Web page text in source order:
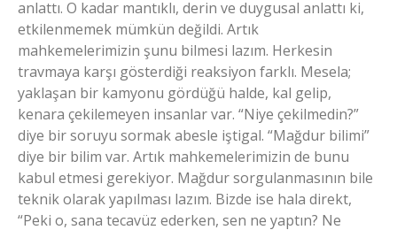
anlattı. O kadar mantıklı, derin ve duygusal anlattı ki,
etkilenmemek mümkün değildi. Artık
mahkemelerimizin şunu bilmesi lazım. Herkesin
travmaya karşı gösterdiği reaksiyon farklı. Mesela;
yaklaşan bir kamyonu gördüğü halde, kal gelip,
kenara çekilemeyen insanlar var. “Niye çekilmedin?”
diye bir soruyu sormak abesle iştigal. “Mağdur bilimi”
diye bir bilim var. Artık mahkemelerimizin de bunu
kabul etmesi gerekiyor. Mağdur sorgulanmasının bile
teknik olarak yapılması lazım. Bizde ise hala direkt,
“Peki o, sana tecavüz ederken, sen ne yaptın? Ne